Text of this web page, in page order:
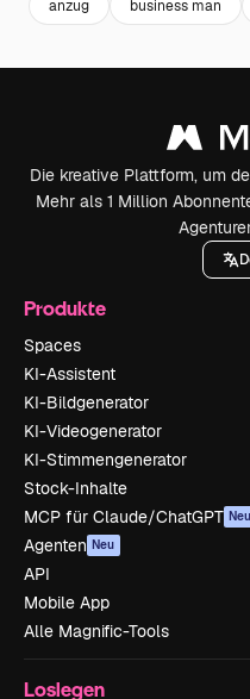
anzug business man
Die kreative Plattform, um
Mehr als 1 Million
Produkte
Spaces
KI-Assistent
KI-Bildgenerator
KI-Videogenerator
KI-Stimmengenerator
Stock-Inhalte
MCP für Claude/ChatGPT Neu
Agenten Neu
API
Mobile App
Alle Magnific-Tools
Loslegen